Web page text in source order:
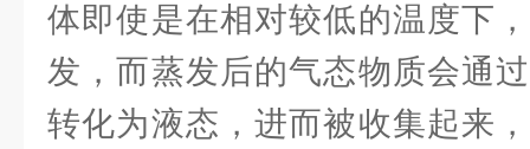
体即使是在相对较低的温度下
发，而蒸发后的气态物质会通
转化为液态，进而被收集起来